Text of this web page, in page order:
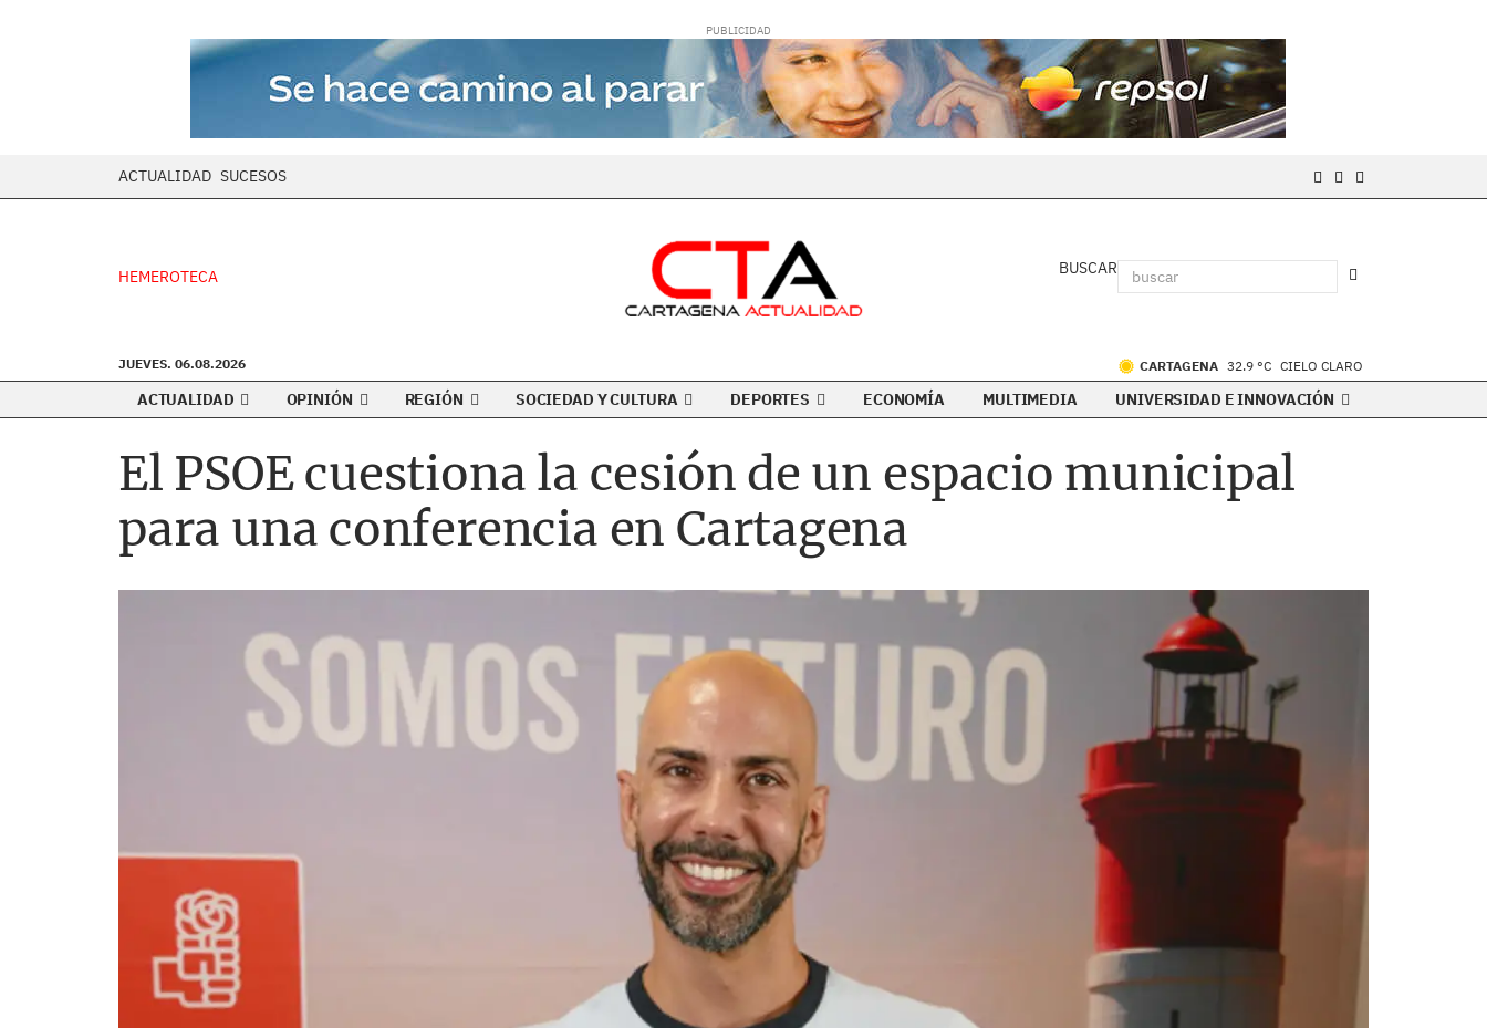
ACTUALIDAD SUCESOS
HEMEROTECA BUSCAR
JUEVES. 06.08.2026 CARTAGENA 32.9 °C CIELO CLARO
ACTUALIDAD OPINIÓN REGIÓN SOCIEDAD Y CULTURA DEPORTES ECONOMÍA MULTIMEDIA UNIVERSIDAD E INNOVACIÓN
El PSOE cuestiona la cesión de un espacio municipal
para una conferencia en Cartagena